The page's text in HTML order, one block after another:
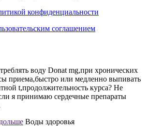
конфиденциальности
соглашением
воду Donat mg,при хронических
приема,быстро или медленно выпивать
t,продолжительность курса? Не
я принимаю сердечные препараты
Воды здоровья